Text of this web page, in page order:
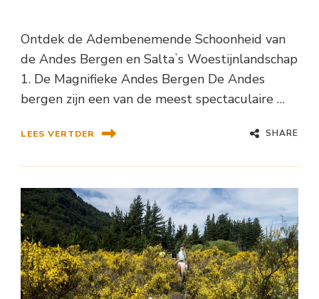
Ontdek de Adembenemende Schoonheid van
de Andes Bergen en Saltaʼs Woestijnlandschap
1. De Magnifieke Andes Bergen De Andes
bergen zijn een van de meest spectaculaire …
LEES VERTDER SHARE